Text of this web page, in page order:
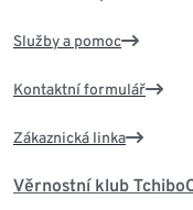
Služby a pomoc
Kontaktní formulář
Zákaznická linka
Věrnostní klub